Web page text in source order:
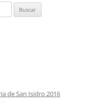
de San Isidro 2016